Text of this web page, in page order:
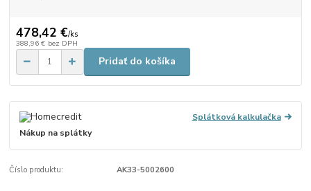
478,42 €/ks
388,96 € bez DPH
Pridať do košíka
Splátková kalkulačka
Nákup na splátky
Číslo produktu: AK33-5002600